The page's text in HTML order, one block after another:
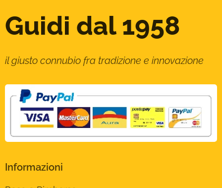
Guidi dal 1958
il giusto connubio fra tradizione e innovazione
Informazioni